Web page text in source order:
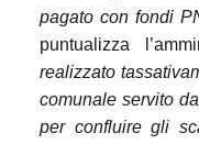
pagato con fondi
puntualizza
realizzato
comunale servito
per confluire gli